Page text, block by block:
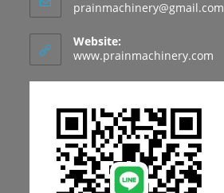
prainmachinery@gmail.com
Website:
www.prainmachinery.com